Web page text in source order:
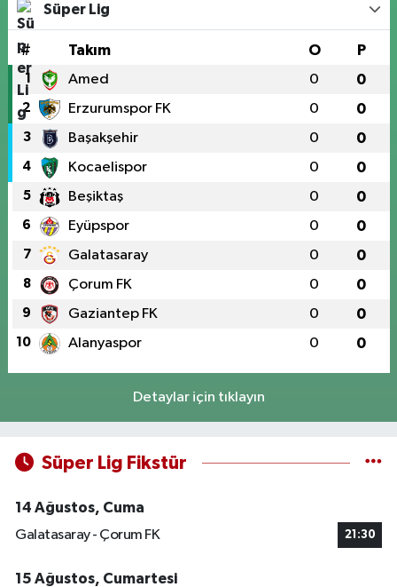
Süper Lig
# Takım O P
1 Amed 0 0
2 Erzurumspor FK 0 0
3 Başakşehir 0 0
4 Kocaelispor 0 0
5 Beşiktaş 0 0
6 Eyüpspor 0 0
7 Galatasaray 0 0
8 Çorum FK 0 0
9 Gaziantep FK 0 0
10 Alanyaspor 0 0
Detaylar için tıklayın
Süper Lig Fikstür
14 Ağustos, Cuma
Galatasaray - Çorum FK
21:30
15 Ağustos, Cumartesi